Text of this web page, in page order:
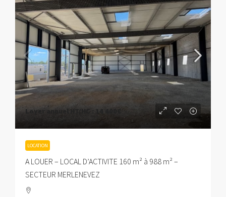
Loyer annuel HT/HC : 14 400€
LOCATION
A LOUER – LOCAL D’ACTIVITE 160 m² à 988 m² –
SECTEUR MERLENEVEZ